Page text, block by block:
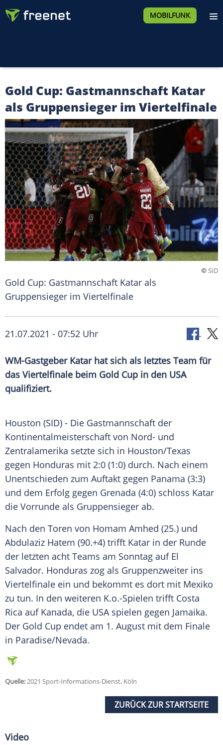
MOBILFUNK
Gold Cup: Gastmannschaft Katar
als Gruppensieger im Viertelfinale
©SID
Gold Cup: Gastmannschaft Katar als
Gruppensieger im Viertelfinale
21.07.2021 - 07:52 Uhr
WM-Gastgeber Katarhat sich als letztes Team für
das Viertelfinale beim Gold Cup in den USA
qualifiziert.
Houston (SID) - Die Gastmannschaft der
Kontinentalmeisterschaft von Nord- und
Zentralamerika setzte sich in Houston/Texas
gegen Honduras mit 2:0 (1:0) durch. Nach einem
Unentschieden zum Auftakt gegen Panama (3:3)
und dem Erfolg gegen Grenada (4:0) schloss Katar
die Vorrunde als Gruppensieger ab.
Nach den Toren von Homam Amhed (25.) und
Abdulaziz Hatem (90.+4) trifft Katar in der Runde
der letzten acht Teams am Sonntag auf El
Salvador. Honduras zog als Gruppenzweiter ins
Viertelfinale ein und bekommt es dort mit Mexiko
zu tun. In den weiteren K.o.-Spielen trifft Costa
Rica auf Kanada, die USA spielen gegen Jamaika.
Der Gold Cup endet am 1. August mit dem Finale
in Paradise/Nevada.
Quelle:2021 Sport-Informations-Dienst, Köln
ZURÜCK ZUR STARTSEITE
Video